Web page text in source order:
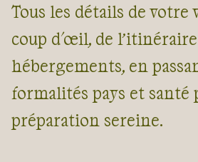
Tous les détails de votre
coup d'œil, de
hébergements, en
formalités pays et santé
préparation sereine.